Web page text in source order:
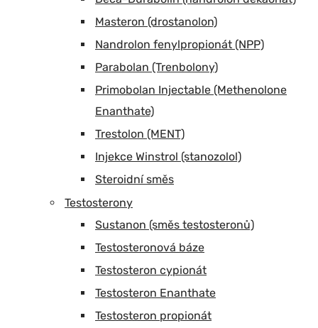
Masteron (drostanolon)
Nandrolon fenylpropionát (NPP)
Parabolan (Trenbolony)
Primobolan Injectable (Methenolone
Enanthate)
Trestolon (MENT)
Injekce Winstrol (stanozolol)
Steroidní směs
Testosterony
Sustanon (směs testosteronů)
Testosteronová báze
Testosteron cypionát
Testosteron Enanthate
Testosteron propionát